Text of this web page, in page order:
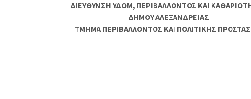
ΔΙΕΥΘΥΝΣΗ ΥΔΟΜ, ΠΕΡΙΒΑΛΛΟΝΤΟΣ ΚΑΙ
ΔΗΜΟΥ ΑΛΕΞΑΝΔΡΕΙΑΣ
ΤΜΗΜΑ ΠΕΡΙΒΑΛΛΟΝΤΟΣ ΚΑΙ ΠΟΛΙΤΙΚΗΣ